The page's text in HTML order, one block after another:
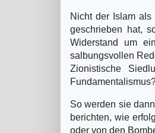
Nicht der Islam
geschrieben hat,
Widerstand um
salbungsvollen
Zionistische
So werden sie
berichten, wie
oder von den